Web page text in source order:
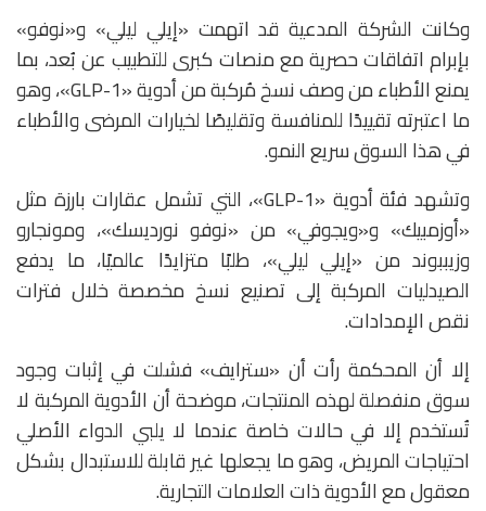
وكانت الشركة المدعية قد اتهمت «إيلي ليلي» و«نوفو»
بإبرام اتفاقات حصرية مع منصات كبرى للتطبيب عن بُعد، بما
يمنع الأطباء من وصف نسخ مُركبة من أدوية «GLP-1»، وهو
ما اعتبرته تقييدًا للمنافسة وتقليصًا لخيارات المرضى والأطباء
في هذا السوق سريع النمو.
وتشهد فئة أدوية «GLP-1»، التي تشمل عقارات بارزة مثل
«أوزمبيك» و«ويجوفي» من «نوفو نورديسك»، ومونجارو
وزيببوند من «إيلي ليلي»، طلبًا متزايدًا عالميًا، ما يدفع
الصيدليات المركبة إلى تصنيع نسخ مخصصة خلال فترات
نقص الإمدادات.
إلا أن المحكمة رأت أن «سترايف» فشلت في إثبات وجود
سوق منفصلة لهذه المنتجات، موضحة أن الأدوية المركبة لا
تُستخدم إلا في حالات خاصة عندما لا يلبي الدواء الأصلي
احتياجات المريض، وهو ما يجعلها غير قابلة للاستبدال بشكل
معقول مع الأدوية ذات العلامات التجارية.